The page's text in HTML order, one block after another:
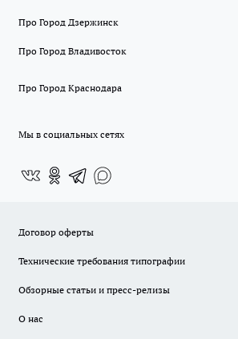
Про Город Дзержинск
Про Город Владивосток
Про Город Краснодара
Мы в социальных сетях
Договор оферты
Технические требования типографии
Обзорные статьи и пресс-релизы
О нас